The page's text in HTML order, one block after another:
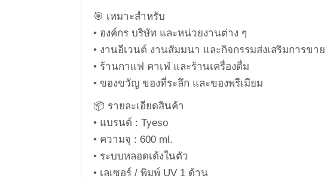
🎯 เหมาะสำหรับ
• องค์กร บริษัท และหน่วยงานต่าง ๆ
• งานอีเวนต์ งานสัมมนา และกิจกรรมส่งเสริมการขาย
• ร้านกาแฟ คาเฟ่ และร้านเครื่องดื่ม
• ของขวัญ ของที่ระลึก และของพรีเมียม
📦 รายละเอียดสินค้า
• แบรนด์ : Tyeso
• ความจุ : 600 ml.
• ระบบหลอดเด้งในตัว
• เลเซอร์ / พิมพ์ UV 1 ด้าน